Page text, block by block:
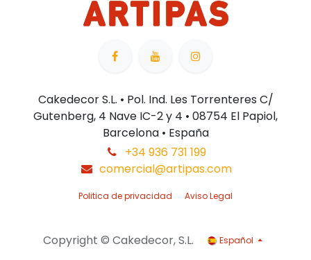
Cakedecor S.L. • Pol. Ind. Les Torrenteres C/
Gutenberg, 4 Nave IC-2 y 4 • 08754 El Papiol,
Barcelona • España
+34 936 731 199
comercial@artipas.com
Politica de privacidad Aviso Legal
Copyright © Cakedecor, S.L. Español